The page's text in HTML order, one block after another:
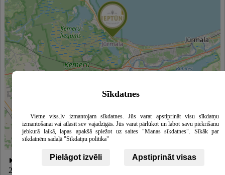
Neptūns, restorāns, Jaunķemeru ceļš 1, Jūrmala, Latvija, LV-
2012
Sīkdatnes
Vietne viss.lv izmantojam sīkdatnes. Jūs varat apstiprināt visu sīkdatņu
izmantošanai vai atlasīt sev vajadzīgās. Jūs varat pārlūkot un labot savu piekrišanu
jebkurā laikā, lapas apakšā spiežot uz saites "Manas sīkdatnes". Sīkāk par
sīkdatnēm sadaļā "Sīkdatņu politika"
Pielāgot izvēli Apstiprināt visas